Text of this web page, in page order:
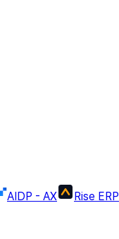
AIDP - AX Rise ERP